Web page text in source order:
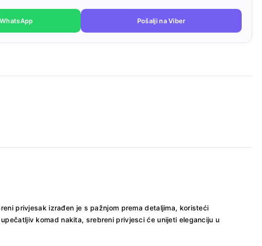
Pošalji na Viber
privjesak izrađen je s pažnjom prema detaljima, koristeći
komad nakita, srebreni privjesci će unijeti eleganciju u